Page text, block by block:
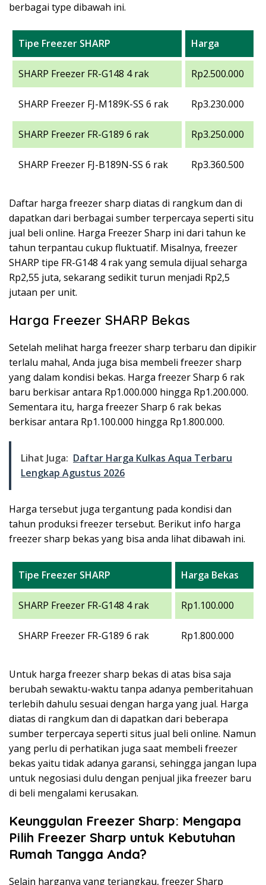
berbagai type dibawah ini.
Tipe Freezer SHARP Harga
SHARP Freezer FR-G148 4 rak Rp2.500.000
SHARP Freezer FJ-M189K-SS 6 rak Rp3.230.000
SHARP Freezer FR-G189 6 rak Rp3.250.000
SHARP Freezer FJ-B189N-SS 6 rak Rp3.360.500
Daftar harga freezer sharp diatas di rangkum dan di
dapatkan dari berbagai sumber terpercaya seperti situ
jual beli online. Harga Freezer Sharp ini dari tahun ke
tahun terpantau cukup fluktuatif. Misalnya, freezer
SHARP tipe FR-G148 4 rak yang semula dijual seharga
Rp2,55 juta, sekarang sedikit turun menjadi Rp2,5
jutaan per unit.
Harga Freezer SHARP Bekas
Setelah melihat harga freezer sharp terbaru dan dipikir
terlalu mahal, Anda juga bisa membeli freezer sharp
yang dalam kondisi bekas. Harga freezer Sharp 6 rak
baru berkisar antara Rp1.000.000 hingga Rp1.200.000.
Sementara itu, harga freezer Sharp 6 rak bekas
berkisar antara Rp1.100.000 hingga Rp1.800.000.
Lihat Juga: Daftar Harga Kulkas Aqua Terbaru
Lengkap Agustus 2026
Harga tersebut juga tergantung pada kondisi dan
tahun produksi freezer tersebut. Berikut info harga
freezer sharp bekas yang bisa anda lihat dibawah ini.
Tipe Freezer SHARP Harga Bekas
SHARP Freezer FR-G148 4 rak Rp1.100.000
SHARP Freezer FR-G189 6 rak Rp1.800.000
Untuk harga freezer sharp bekas di atas bisa saja
berubah sewaktu-waktu tanpa adanya pemberitahuan
terlebih dahulu sesuai dengan harga yang jual. Harga
diatas di rangkum dan di dapatkan dari beberapa
sumber terpercaya seperti situs jual beli online. Namun
yang perlu di perhatikan juga saat membeli freezer
bekas yaitu tidak adanya garansi, sehingga jangan lupa
untuk negosiasi dulu dengan penjual jika freezer baru
di beli mengalami kerusakan.
Keunggulan Freezer Sharp: Mengapa
Pilih Freezer Sharp untuk Kebutuhan
Rumah Tangga Anda?
Selain harganya yang terjangkau, freezer Sharp